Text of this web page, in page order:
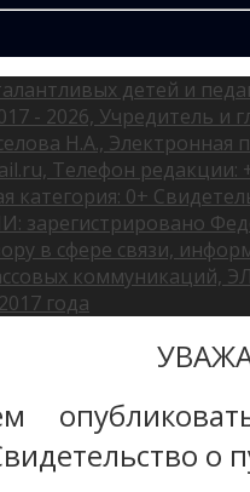
детей и
- 2026, Учредитель и
Н.А., Электронная
Телефон редакции:
категория: 0+
зарегистрировано
в сфере связи,
коммуникаций,
года
о